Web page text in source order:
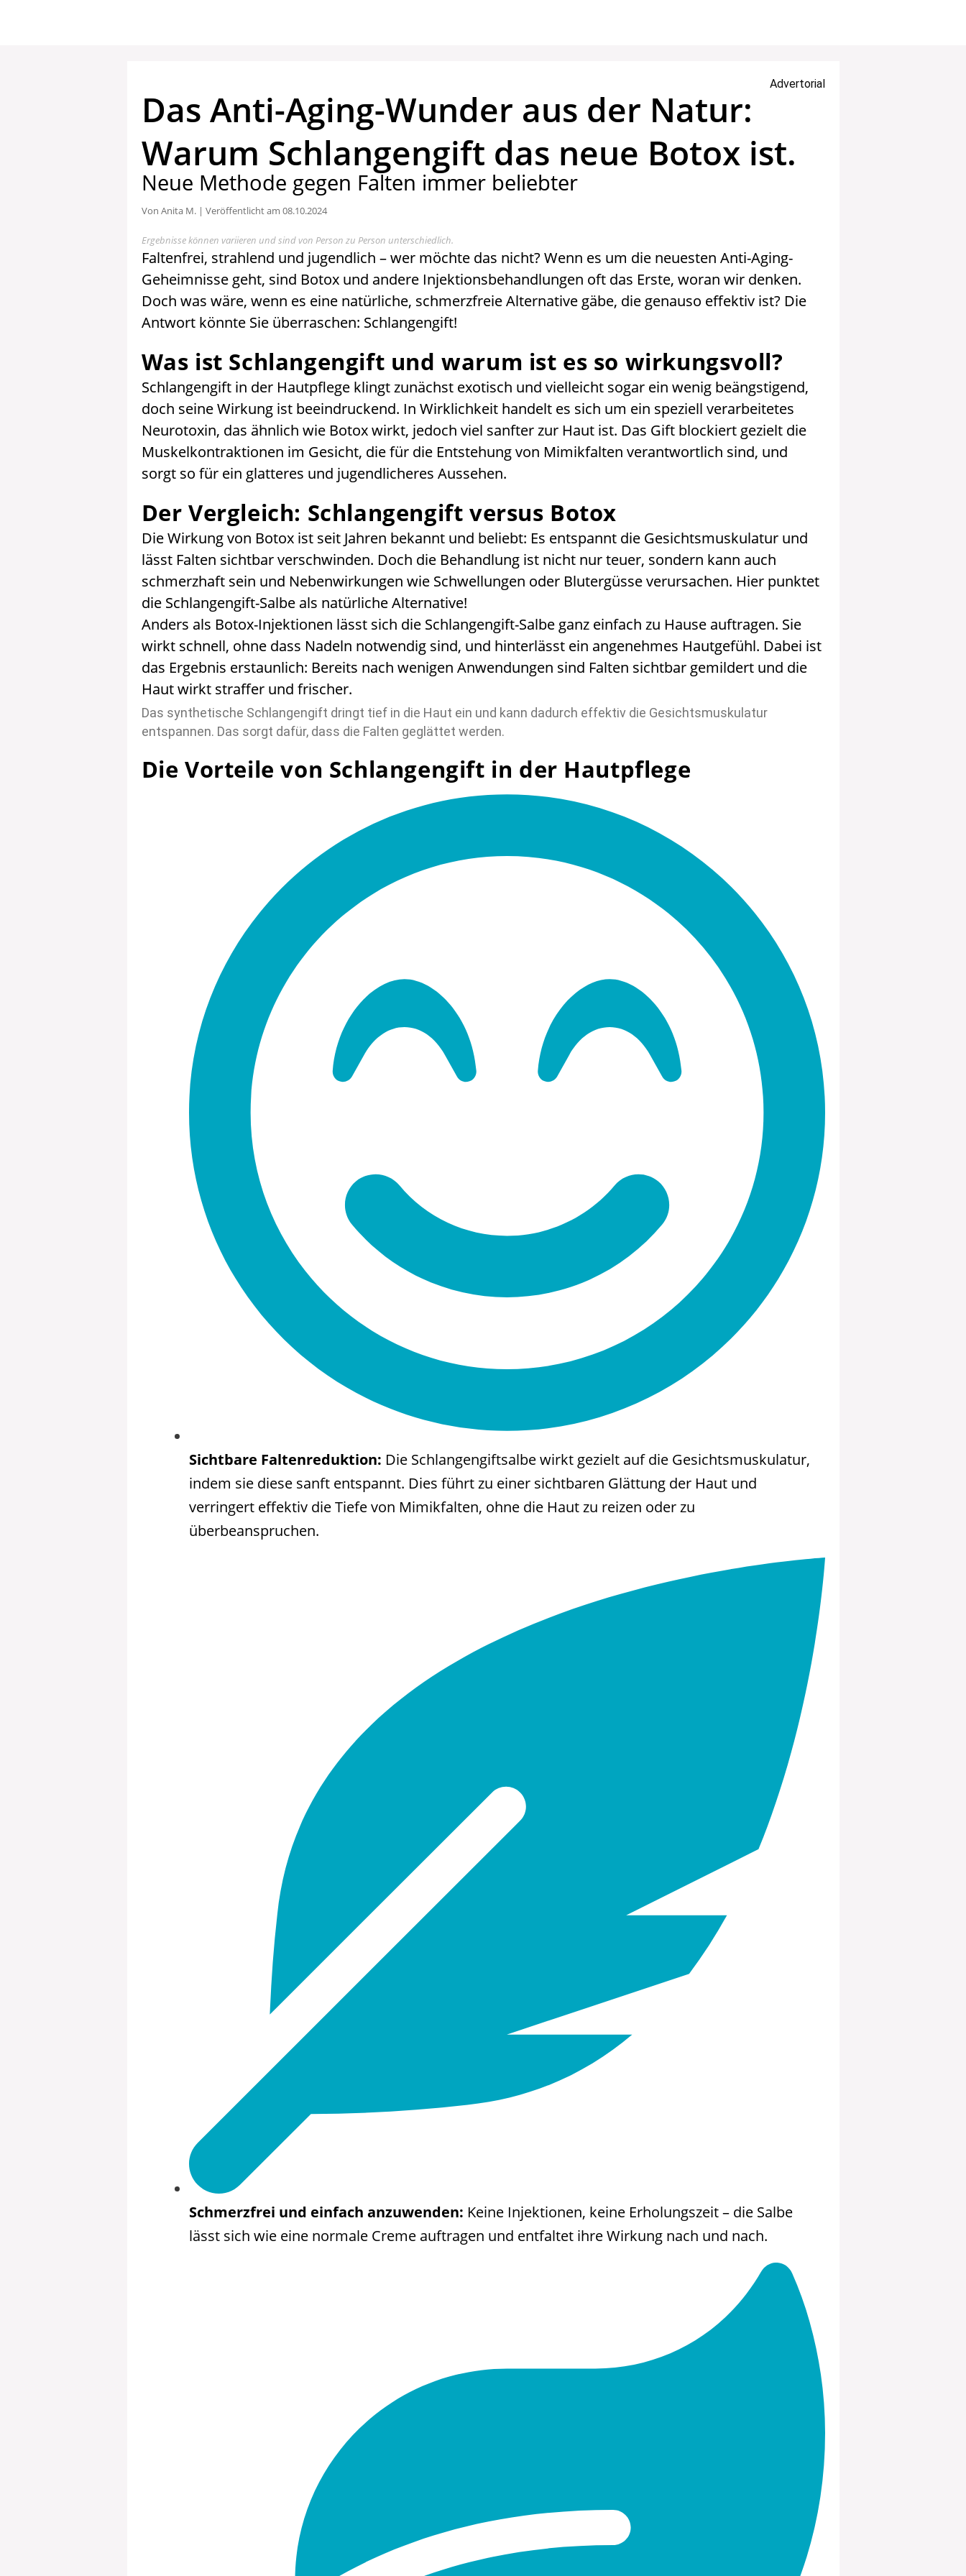
Advertorial
Das Anti-Aging-Wunder aus der Natur:
Warum Schlangengift das neue Botox ist.
Neue Methode gegen Falten immer beliebter
Von Anita M. | Veröffentlicht am 08.10.2024
Ergebnisse können variieren und sind von Person zu Person unterschiedlich.
Faltenfrei, strahlend und jugendlich – wer möchte das nicht? Wenn es um die neuesten Anti-Aging-
Geheimnisse geht, sind Botox und andere Injektionsbehandlungen oft das Erste, woran wir denken.
Doch was wäre, wenn es eine natürliche, schmerzfreie Alternative gäbe, die genauso effektiv ist? Die
Antwort könnte Sie überraschen: Schlangengift!
Was ist Schlangengift und warum ist es so wirkungsvoll?
Schlangengift in der Hautpflege klingt zunächst exotisch und vielleicht sogar ein wenig beängstigend,
doch seine Wirkung ist beeindruckend. In Wirklichkeit handelt es sich um ein speziell verarbeitetes
Neurotoxin, das ähnlich wie Botox wirkt, jedoch viel sanfter zur Haut ist. Das Gift blockiert gezielt die
Muskelkontraktionen im Gesicht, die für die Entstehung von Mimikfalten verantwortlich sind, und
sorgt so für ein glatteres und jugendlicheres Aussehen.
Der Vergleich: Schlangengift versus Botox
Die Wirkung von Botox ist seit Jahren bekannt und beliebt: Es entspannt die Gesichtsmuskulatur und
lässt Falten sichtbar verschwinden. Doch die Behandlung ist nicht nur teuer, sondern kann auch
schmerzhaft sein und Nebenwirkungen wie Schwellungen oder Blutergüsse verursachen. Hier punktet
die Schlangengift-Salbe als natürliche Alternative!
Anders als Botox-Injektionen lässt sich die Schlangengift-Salbe ganz einfach zu Hause auftragen. Sie
wirkt schnell, ohne dass Nadeln notwendig sind, und hinterlässt ein angenehmes Hautgefühl. Dabei ist
das Ergebnis erstaunlich: Bereits nach wenigen Anwendungen sind Falten sichtbar gemildert und die
Haut wirkt straffer und frischer.
Das synthetische Schlangengift dringt tief in die Haut ein und kann dadurch effektiv die Gesichtsmuskulatur
entspannen. Das sorgt dafür, dass die Falten geglättet werden.
Die Vorteile von Schlangengift in der Hautpflege
Sichtbare Faltenreduktion: Die Schlangengiftsalbe wirkt gezielt auf die Gesichtsmuskulatur,
indem sie diese sanft entspannt. Dies führt zu einer sichtbaren Glättung der Haut und
verringert effektiv die Tiefe von Mimikfalten, ohne die Haut zu reizen oder zu
überbeanspruchen.
Schmerzfrei und einfach anzuwenden: Keine Injektionen, keine Erholungszeit – die Salbe
lässt sich wie eine normale Creme auftragen und entfaltet ihre Wirkung nach und nach.